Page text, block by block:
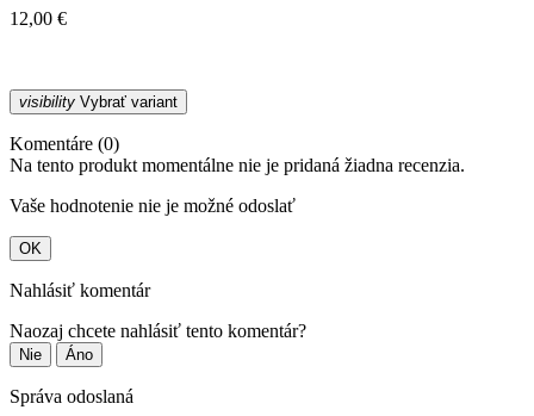
12,00 €
visibility Vybrať variant
Komentáre (0)
Na tento produkt momentálne nie je pridaná žiadna recenzia.
Vaše hodnotenie nie je možné odoslať
OK
Nahlásiť komentár
Naozaj chcete nahlásiť tento komentár?
Nie Áno
Správa odoslaná